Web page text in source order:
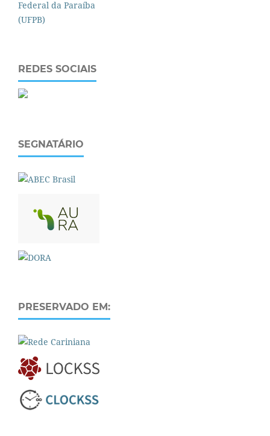
REDES SOCIAIS
SEGNATÁRIO
PRESERVADO EM: